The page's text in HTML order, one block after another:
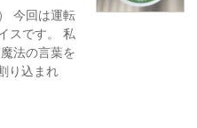
今回は運転
スです。 私
法の言葉を
り込まれ